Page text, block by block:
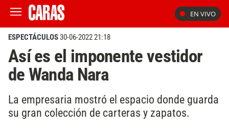
EN VIVO
ESPECTÁCULOS30-06-2022 21:18
Así es el imponente vestidor
de Wanda Nara
La empresaria mostró el espacio donde guarda
su gran colección de carteras y zapatos.